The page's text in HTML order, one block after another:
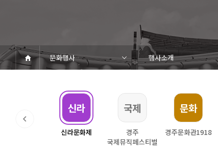
문화행사
행사소개
공연
공연일정
객석안내
티켓안내
문화나눔티켓
공연예절·서비스
전시 전시일정
전시연계교육신청
알천미술관소장품
전시예절·서비스
아카데미 교육일정
문화행사 행사일정
행사소개
대관 대관공고·절차
대관운영조례
대관신청
시설소개 경주예술의전당
경주문화관1918
시립예술단
열린마당 공지사항
자료실
Q&A
우수고객
경주문화재단 인사말
재단소개
조직도
ESG 윤리·경영
경영공시
오시는길
신라
신라문화제
국제
경주
국제뮤직페스티벌
문화
경주문화관1918